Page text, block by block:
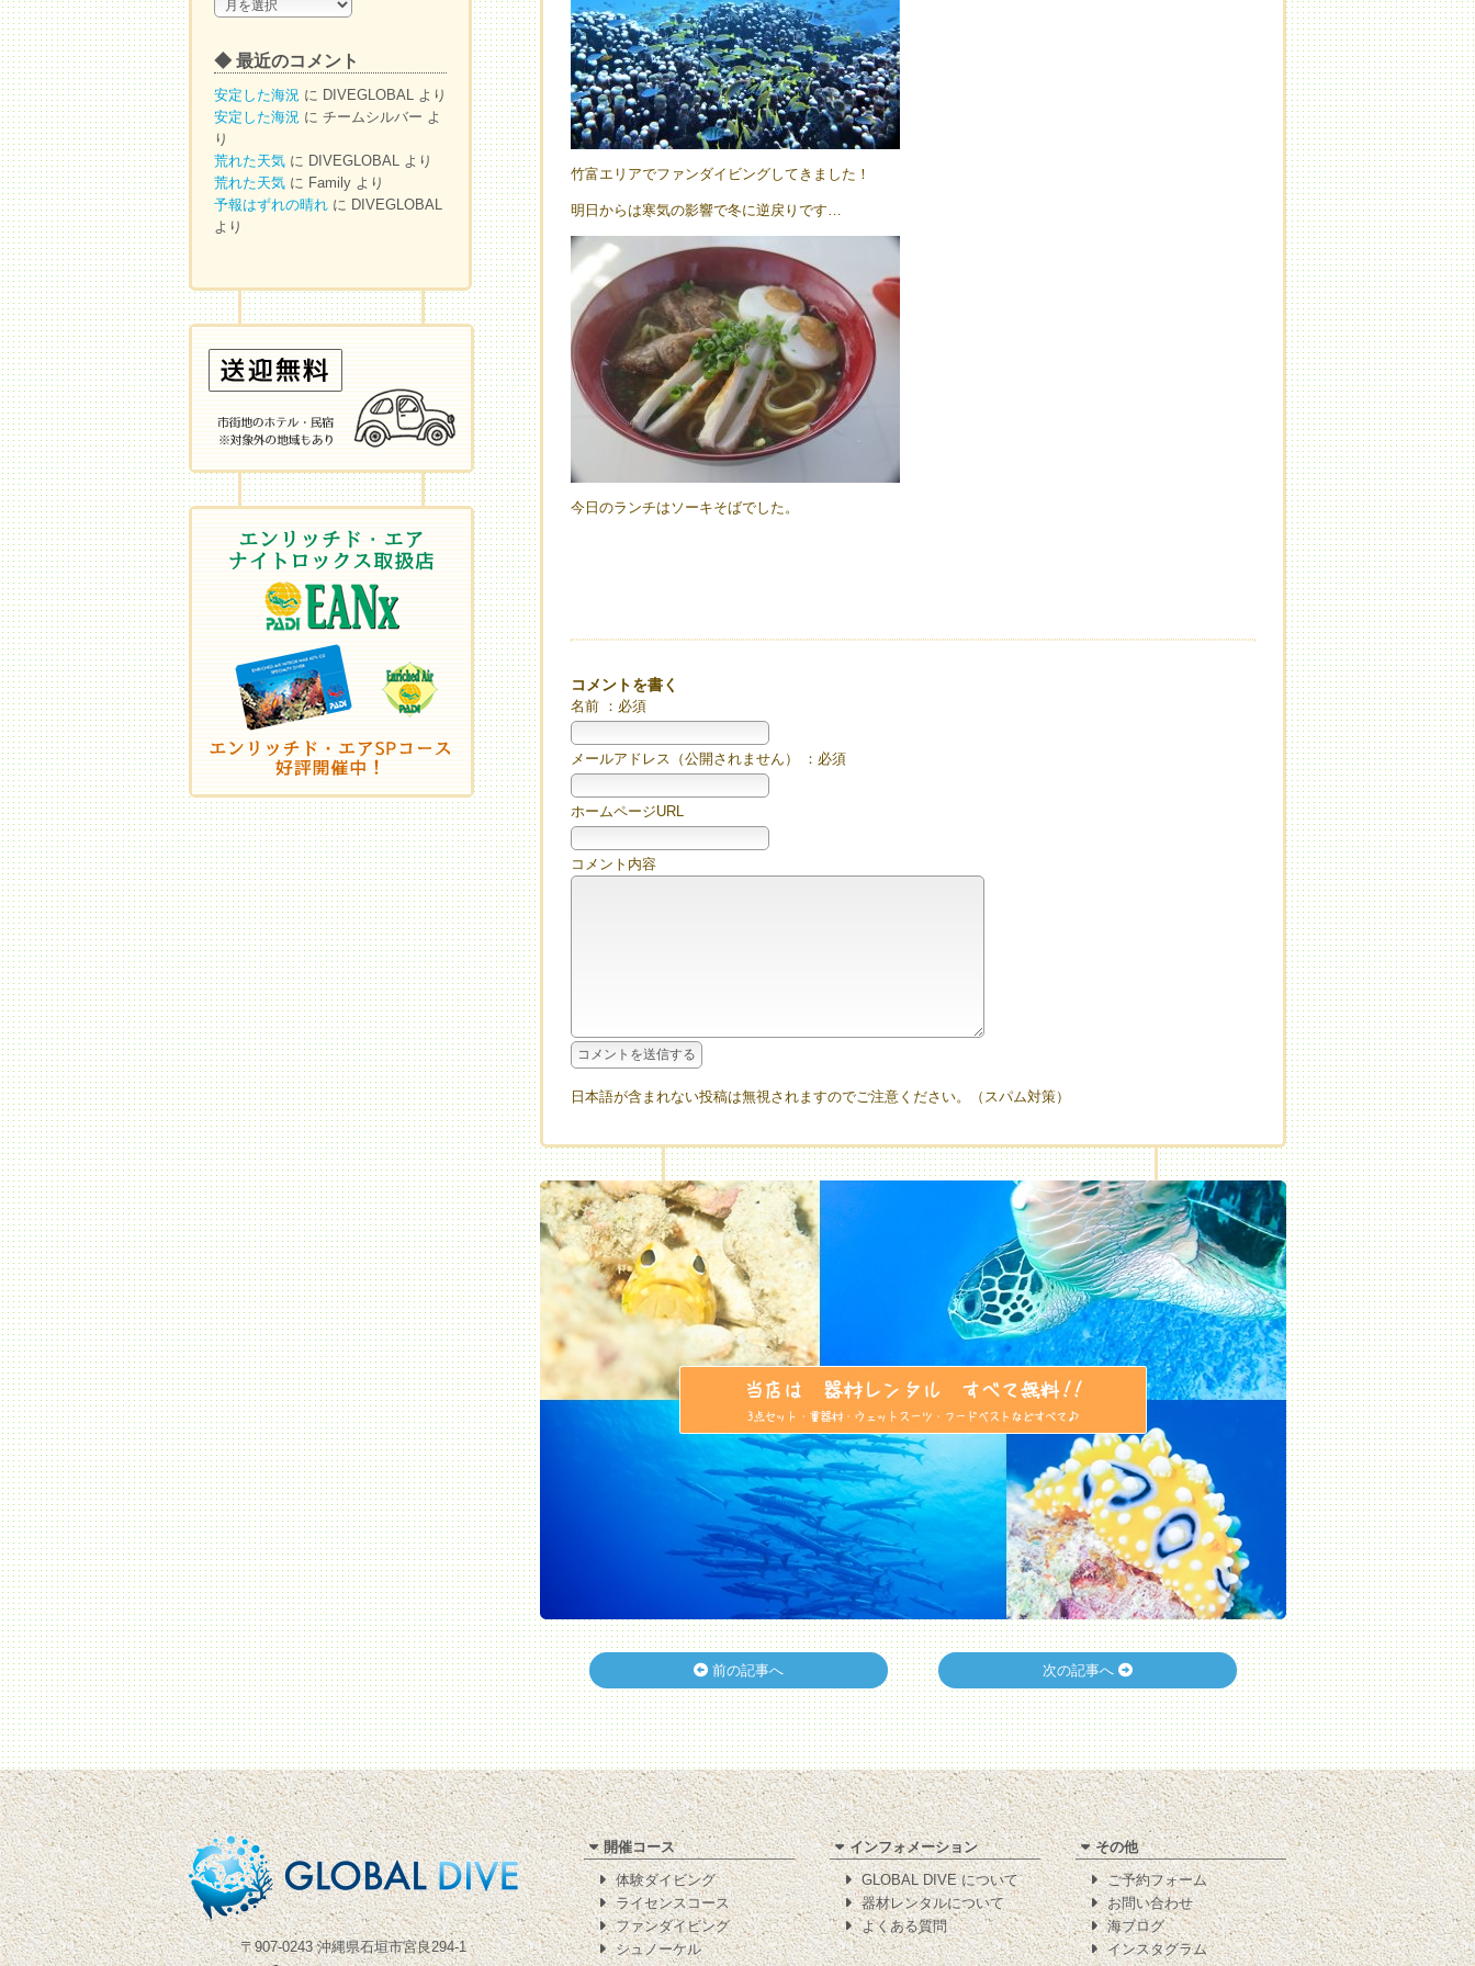
ア
カ
イ
ブ
◆ 最近のコメント
安定した海況 に DIVEGLOBAL より
安定した海況 に チームシルバー よ
り
荒れた天気 に DIVEGLOBAL より
荒れた天気 に Family より
予報はずれの晴れ に DIVEGLOBAL
より
竹富エリアでファンダイビングしてきました！
明日からは寒気の影響で冬に逆戻りです…
今日のランチはソーキそばでした。
コメントを書く
名前 ：必須
メールアドレス（公開されません） ：必須
ホームページURL
コメント内容
日本語が含まれない投稿は無視されますのでご注意ください。（スパム対策）
前の記事へ 次の記事へ
〒907-0243 沖縄県石垣市宮良294-1
開催コース
体験ダイビング
ライセンスコース
ファンダイビング
シュノーケル
インフォメーション
GLOBAL DIVE について
器材レンタルについて
よくある質問
その他
ご予約フォーム
お問い合わせ
海ブログ
インスタグラム